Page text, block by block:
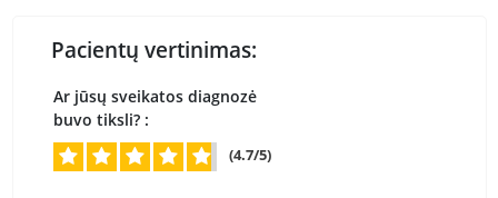
Pacientų vertinimas:
Ar jūsų sveikatos diagnozė
buvo tiksli? :
(4.7/5)